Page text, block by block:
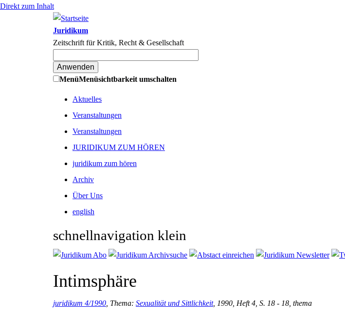
Direkt zum Inhalt
Juridikum
Zeitschrift für Kritik, Recht & Gesellschaft
MenüMenüsichtbarkeit umschalten
Aktuelles
Veranstaltungen
Veranstaltungen
JURIDIKUM ZUM HÖREN
juridikum zum hören
Archiv
Über Uns
english
schnellnavigation klein
Intimsphäre
juridikum 4/1990 , Thema: Sexualität und Sittlichkeit, 1990, Heft 4, S. 18 - 18, thema